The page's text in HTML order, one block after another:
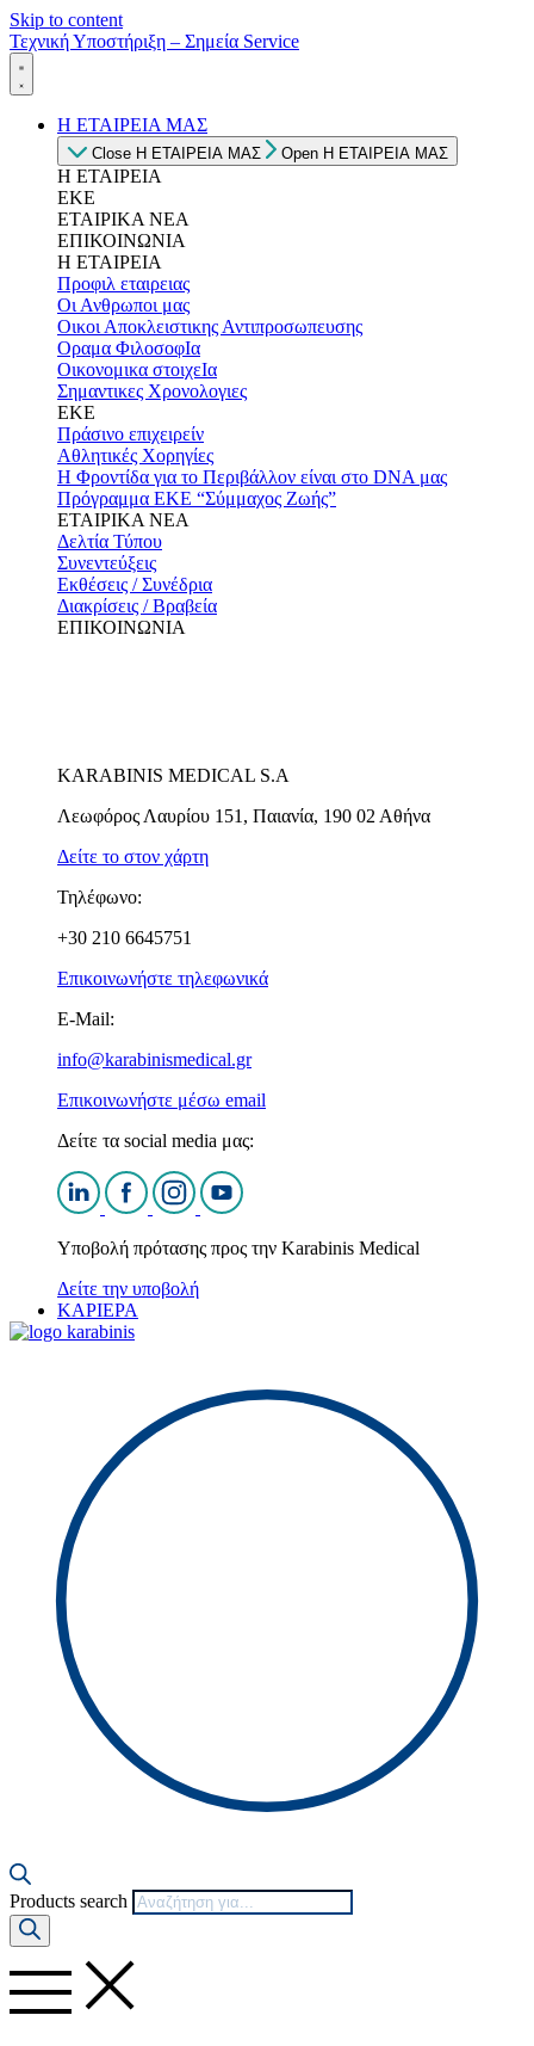
Skip to content
Τεχνική Υποστήριξη – Σημεία Service
Η ΕΤΑΙΡΕΙΑ ΜΑΣ
Close Η ΕΤΑΙΡΕΙΑ ΜΑΣ Open Η ΕΤΑΙΡΕΙΑ ΜΑΣ
Η ΕΤΑΙΡΕΙΑ
ΕΚΕ
ΕΤΑΙΡΙΚΑ ΝΕΑ
ΕΠΙΚΟΙΝΩΝΙΑ
Η ΕΤΑΙΡΕΙΑ
Προφιλ εταιρειας
Οι Ανθρωποι μας
Οικοι Αποκλειστικης Αντιπροσωπευσης
Οραμα ΦιλοσοφΙα
Οικονομικα στοιχεΙα
Σημαντικες Χρονολογιες
ΕΚΕ
Πράσινο επιχειρείν
Αθλητικές Χορηγίες
Η Φροντίδα για το Περιβάλλον είναι στο DNA μας
Πρόγραμμα ΕΚΕ “Σύμμαχος Ζωής”
ΕΤΑΙΡΙΚΑ ΝΕΑ
Δελτία Τύπου
Συνεντεύξεις
Εκθέσεις / Συνέδρια
Διακρίσεις / Βραβεία
ΕΠΙΚΟΙΝΩΝΙΑ
KARABINIS MEDICAL S.A
Λεωφόρος Λαυρίου 151, Παιανία, 190 02 Αθήνα
Δείτε το στον χάρτη
Τηλέφωνο:
+30 210 6645751
Επικοινωνήστε τηλεφωνικά
E-Mail:
info@karabinismedical.gr
Επικοινωνήστε μέσω email
Δείτε τα social media μας:
Υποβολή πρότασης προς την Karabinis Medical
Δείτε την υποβολή
ΚΑΡΙΕΡΑ
Products search